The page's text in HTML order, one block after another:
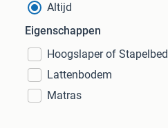
Altijd
Eigenschappen
Hoogslaper of Stapelbed
Lattenbodem
Matras